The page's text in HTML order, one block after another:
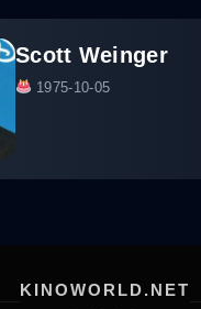
Scott Weinger
1975-10-05
KINOWORLD.NET